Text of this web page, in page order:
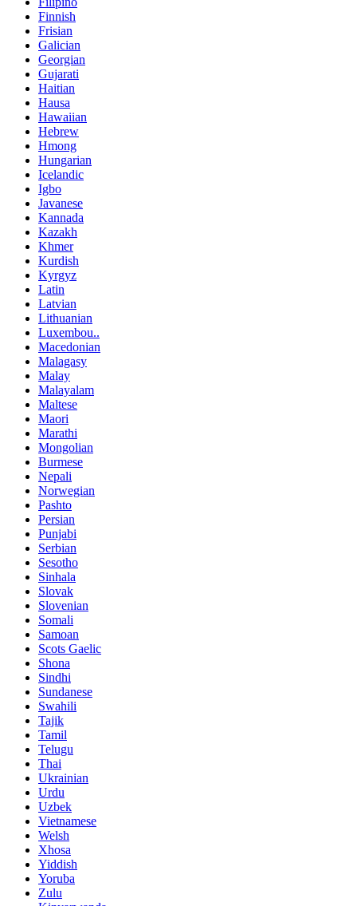
Finnish
Frisian
Galician
Georgian
Gujarati
Haitian
Hausa
Hawaiian
Hebrew
Hmong
Hungarian
Icelandic
Igbo
Javanese
Kannada
Kazakh
Khmer
Kurdish
Kyrgyz
Latin
Latvian
Lithuanian
Luxembou..
Macedonian
Malagasy
Malay
Malayalam
Maltese
Maori
Marathi
Mongolian
Burmese
Nepali
Norwegian
Pashto
Persian
Punjabi
Serbian
Sesotho
Sinhala
Slovak
Slovenian
Somali
Samoan
Scots Gaelic
Shona
Sindhi
Sundanese
Swahili
Tajik
Tamil
Telugu
Thai
Ukrainian
Urdu
Uzbek
Vietnamese
Welsh
Xhosa
Yiddish
Yoruba
Zulu